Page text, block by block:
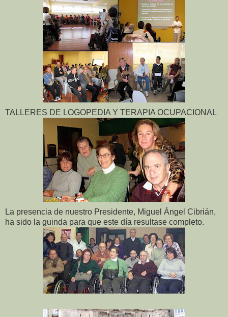
TALLERES DE LOGOPEDIA Y TERAPIA OCUPACIONAL
La presencia de nuestro Presidente, Miguel Ángel Cibrián,
ha sido la guinda para que este día resultase completo.